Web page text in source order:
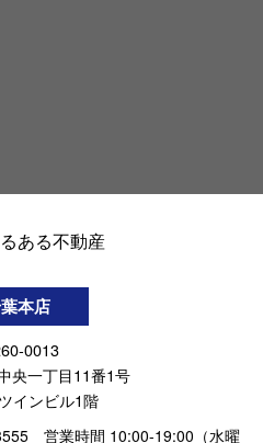
本店
0013
央一丁目11番1号
インビル1階